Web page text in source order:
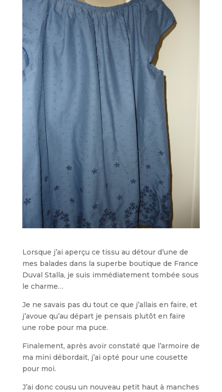
Lorsque j’ai aperçu ce tissu au détour d’une de
mes balades dans la superbe boutique de France
Duval Stalla, je suis immédiatement tombée sous
le charme…
Je ne savais pas du tout ce que j’allais en faire, et
j’avoue qu’au départ je pensais plutôt en faire
une robe pour ma puce.
Finalement, après avoir constaté que l’armoire de
ma mini débordait, j’ai opté pour une cousette
pour moi.
J’ai donc cousu un nouveau petit haut à manches